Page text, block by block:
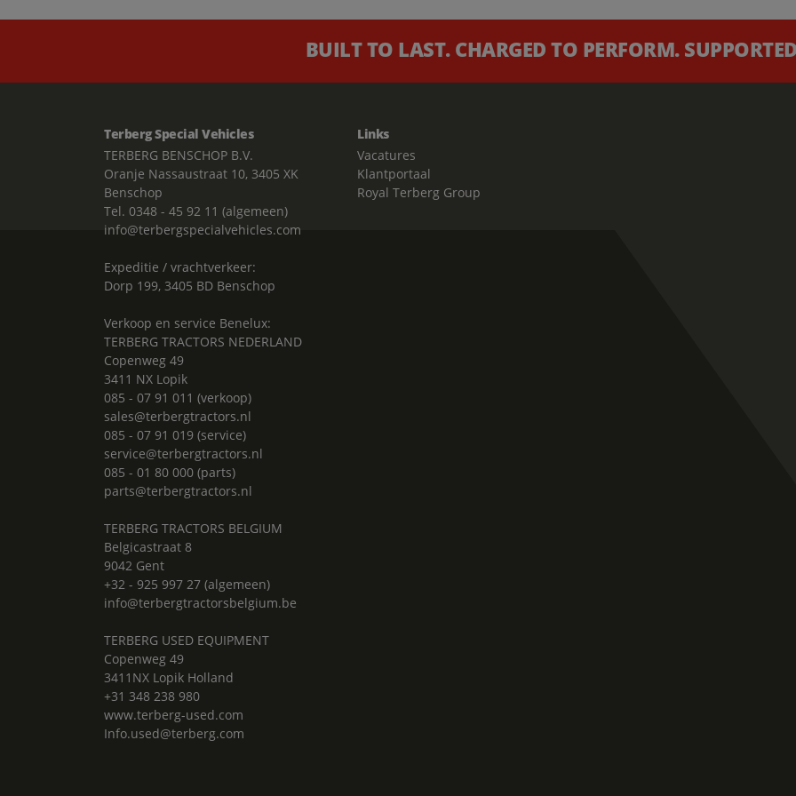
BUILT TO LAST. CHARGED TO PERFORM.
Terberg Special Vehicles
TERBERG BENSCHOP B.V.
Oranje Nassaustraat 10, 3405 XK
Benschop
Tel. 0348 - 45 92 11 (algemeen)
info@terbergspecialvehicles.com
Expeditie / vrachtverkeer:
Dorp 199, 3405 BD Benschop
Verkoop en service Benelux:
TERBERG TRACTORS NEDERLAND
Copenweg 49
3411 NX Lopik
085 - 07 91 011 (verkoop)
sales@terbergtractors.nl
085 - 07 91 019 (service)
service@terbergtractors.nl
085 - 01 80 000 (parts)
parts@terbergtractors.nl
TERBERG TRACTORS BELGIUM
Belgicastraat 8
9042 Gent
+32 - 925 997 27 (algemeen)
info@terbergtractorsbelgium.be
TERBERG USED EQUIPMENT
Copenweg 49
3411NX Lopik Holland
+31 348 238 980
www.terberg-used.com
Info.used@terberg.com
Links
Vacatures
Klantportaal
Royal Terberg Group